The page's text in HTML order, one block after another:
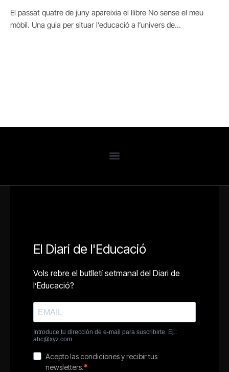
El passat quatre de juny apareixia el llibre No sense el meu
mòbil. Una guia per situar l’educació a l’univers de…